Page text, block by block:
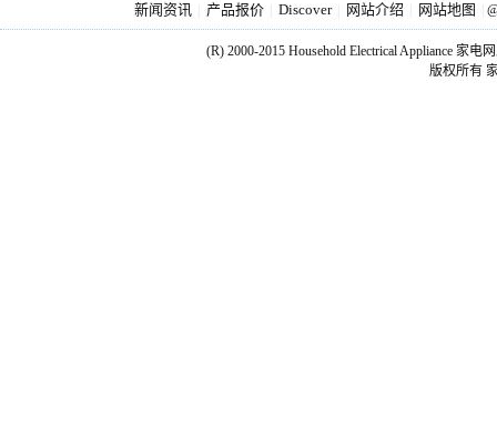
新闻资讯 产品报价 Discover 网站介绍 网站地图
(R) 2000-2015 Household Electrical Appliance 家电
版权所有